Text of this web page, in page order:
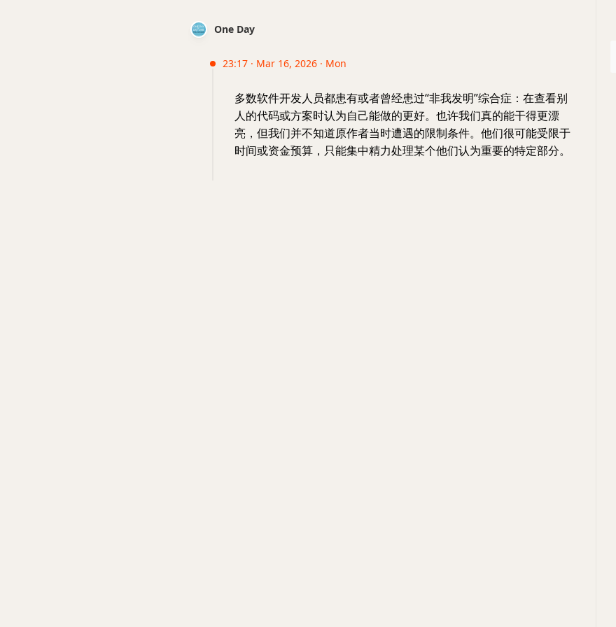
One Day
23:17 · Mar 16, 2026 · Mon
多数软件开发人员都患有或者曾经患过“非我发明”综合症：在查看别
人的代码或方案时认为自己能做的更好。也许我们真的能干得更漂
亮，但我们并不知道原作者当时遭遇的限制条件。他们很可能受限于
时间或资金预算，只能集中精力处理某个他们认为重要的特定部分。